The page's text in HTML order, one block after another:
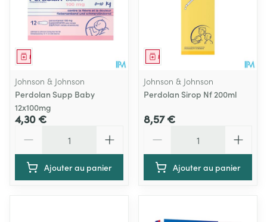
Médicament
Johnson & Johnson
Perdolan Supp Baby
12x100mg
4,30 €
Ajouter au panier
Médicament
Johnson & Johnson
Perdolan Sirop Nf 200ml
8,57 €
Ajouter au panier